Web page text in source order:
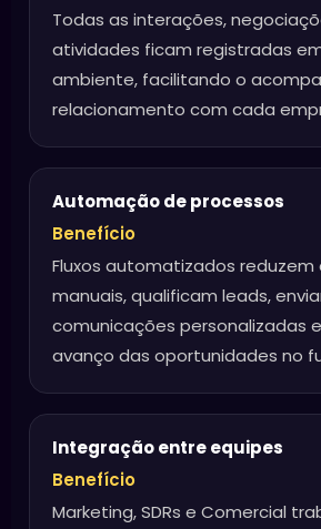
Todas as interações,
atividades ficam registradas
ambiente, facilitando o
relacionamento com cada
Automação de processos
Benefício
Fluxos automatizados reduzem
manuais, qualificam leads,
comunicações personalizadas
avanço das oportunidades no
Integração entre equipes
Benefício
Marketing, SDRs e Comercial